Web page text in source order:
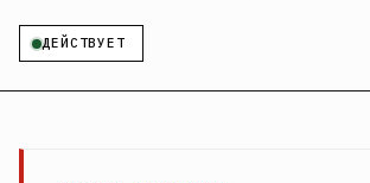
ДЕЙСТВУЕТ